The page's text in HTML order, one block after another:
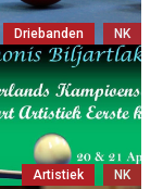
Driebanden NK
Artistiek NK